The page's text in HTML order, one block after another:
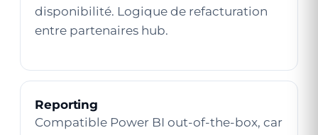
disponibilité. Logique de refacturation
entre partenaires hub.
Reporting
Compatible Power BI out-of-the-box, car